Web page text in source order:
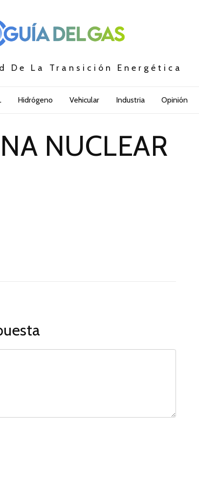
De La Transición Energética
Hidrógeno Vehicular Industria Opinión
NUCLEAR